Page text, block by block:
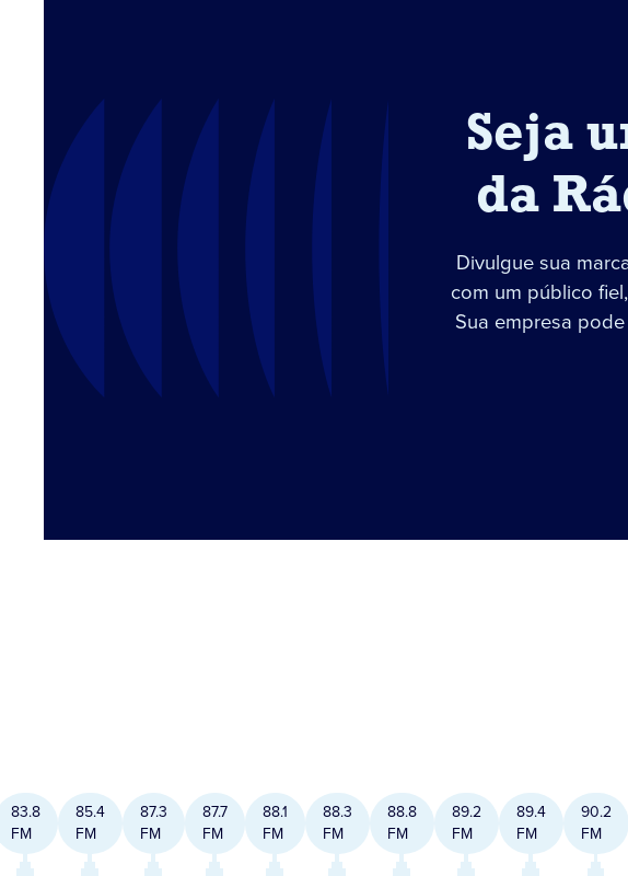
Seja
da
Divulgue sua
com um público
Sua empresa
83.8
FM
85.4
FM
87.3
FM
87.7
FM
88.1
FM
88.3
FM
88.8
FM
89.2
FM
89.4
FM
90.2
FM